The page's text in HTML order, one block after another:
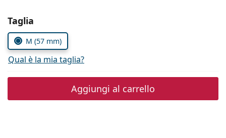
Persol
Prada
Tutte le marche
Seleziona i parametri
Taglia
M (57 mm)
Qual è la mia taglia?
Aggiungi al carrello